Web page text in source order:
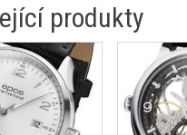
produkty